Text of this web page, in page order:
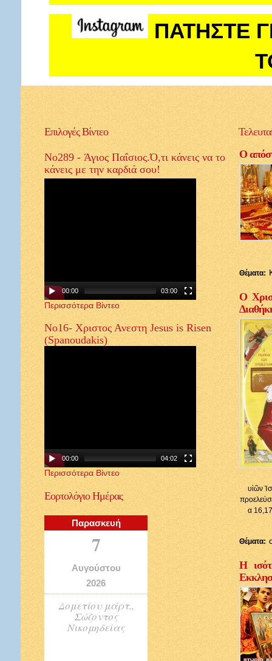
ΠΑΤΗΣΤΕ
ΕπιλογέςΒίντεο
No289 - Άγιος Παΐσιος.Ό,τι κάνεις να το
κάνεις με την καρδιά σου!
00:00 03:00
Περισσότερα Βίντεο
Νο16- Χριστος Ανεστη Jesus is Risen
(Spanoudakis)
00:00 04:02
Περισσότερα Βίντεο
ΕορτολόγιοΗμέρας
Παρασκευή
7
Αυγούστου
2026
Δομετίου μάρτ.,
Σώζοντος
Νικομηδείας
Ο
Θέματα:
Ο
υἱῶν
α 16,17
Θέματα:
Η